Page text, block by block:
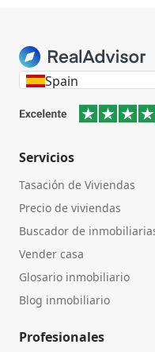
Spain
Servicios
Tasación de Viviendas
Precio de viviendas
Buscador de
Vender casa
Glosario inmobiliario
Blog inmobiliario
Profesionales